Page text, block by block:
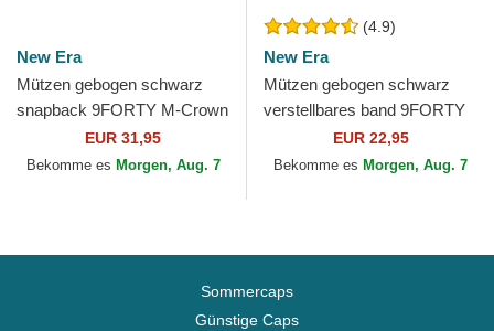
New Era
Mützen gebogen schwarz
snapback 9FORTY M-Crown
der FC Barcelona LALIGA
von New Era
EUR 31,95
Bekomme es Morgen, Aug. 7
(4.9)
New Era
Mützen gebogen schwarz
verstellbares band 9FORTY
Flawless der New York
Yankees MLB von New Era
EUR 22,95
Bekomme es Morgen, Aug. 7
Sommercaps
Günstige Caps